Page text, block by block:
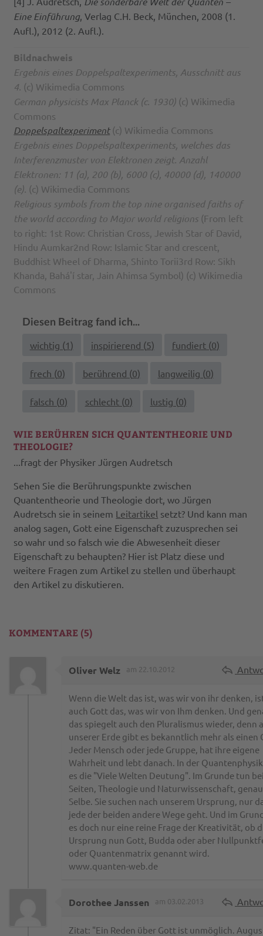
Eine Einführung , Verlag C.H. Beck, München, 2008 (1.
Aufl.), 2012 (2. Aufl.).
Bildnachweis
Ergebnis eines Doppelspaltexperiments, Ausschnitt aus
4. (c) Wikimedia Commons
German physicists Max Planck (c. 1930) (c) Wikimedia
Commons
Doppelspaltexperiment(c) Wikimedia Commons
Ergebnis eines Doppelspaltexperiments, welches das
Interferenzmuster von Elektronen zeigt. Anzahl
Elektronen: 11 (a), 200 (b), 6000 (c), 40000 (d), 140000
(e). (c) Wikimedia Commons
Religious symbols from the top nine organised faiths of
the world according to Major world religions (From left
to right: 1st Row: Christian Cross, Jewish Star of David,
Hindu Aumkar2nd Row: Islamic Star and crescent,
Buddhist Wheel of Dharma, Shinto Torii3rd Row: Sikh
Khanda, Bahá'í star, Jain Ahimsa Symbol) (c) Wikimedia
Commons
Diesen Beitrag fand ich...
wichtig (1) inspirierend (5) fundiert (0)
frech (0) berührend (0) langweilig (0)
falsch (0) schlecht (0) lustig (0)
WIE BERÜHREN SICH QUANTENTHEORIE UND
THEOLOGIE?
...fragt der Physiker Jürgen Audretsch
Sehen Sie die Berührungspunkte zwischen
Quantentheorie und Theologie dort, wo Jürgen
Audretsch sie in seinem Leitartikel setzt? Und kann man
analog sagen, Gott eine Eigenschaft zuzusprechen sei
so wahr und so falsch wie die Abwesenheit dieser
Eigenschaft zu behaupten? Hier ist Platz diese und
weitere Fragen zum Artikel zu stellen und überhaupt
den Artikel zu diskutieren.
KOMMENTARE (5)
Oliver Welz am 22.10.2012
Wenn die Welt das ist, was wir von ihr denken,
auch Gott das, was wir von Ihm denken. Und
das spiegelt auch den Pluralismus wieder, denn
unserer Erde gibt es bekanntlich mehr als einen
Jeder Mensch oder jede Gruppe, hat ihre eigene
Wahrheit und lebt danach. In der
es die "Viele Welten Deutung". Im Grunde tun
Seiten, Theologie und Naturwissenschaft,
Selbe. Sie suchen nach unserem Ursprung, nur
jede der beiden andere Wege geht. Und im
es doch nur eine reine Frage der Kreativität, ob
Ursprung nun Gott, Budda oder aber
oder Quantenmatrix genannt wird.
www.quanten-web.de
Dorothee Janssen am 03.02.2013
Zitat: "Ein Reden über Gott ist unmöglich.